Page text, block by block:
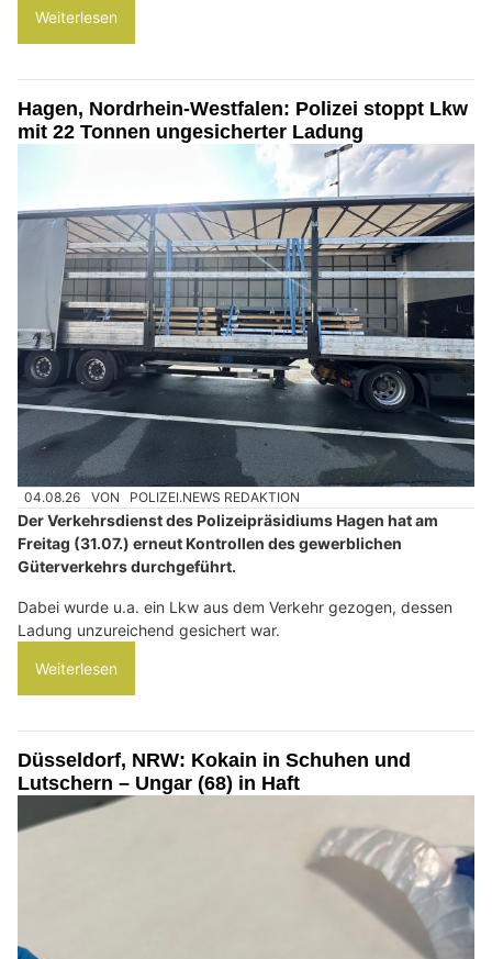
Weiterlesen
Hagen, Nordrhein-Westfalen: Polizei stoppt Lkw
mit 22 Tonnen ungesicherter Ladung
04.08.26 VON POLIZEI.NEWS REDAKTION
Der Verkehrsdienst des Polizeipräsidiums Hagen hat am
Freitag (31.07.) erneut Kontrollen des gewerblichen
Güterverkehrs durchgeführt.
Dabei wurde u.a. ein Lkw aus dem Verkehr gezogen, dessen
Ladung unzureichend gesichert war.
Weiterlesen
Düsseldorf, NRW: Kokain in Schuhen und
Lutschern – Ungar (68) in Haft